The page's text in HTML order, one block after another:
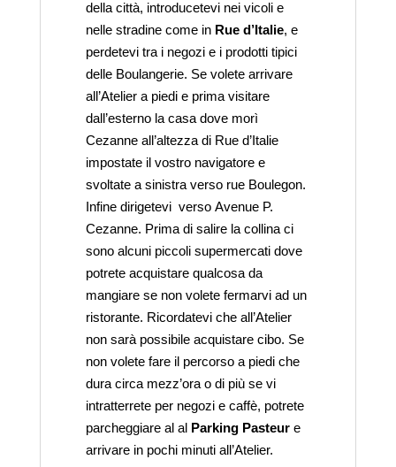
della città, introducetevi nei vicoli e
nelle stradine come in Rue d’Italie, e
perdetevi tra i negozi e i prodotti tipici
delle Boulangerie. Se volete arrivare
all’Atelier a piedi e prima visitare
dall’esterno la casa dove morì
Cezanne all’altezza di Rue d’Italie
impostate il vostro navigatore e
svoltate a sinistra verso rue Boulegon.
Infine dirigetevi verso Avenue P.
Cezanne. Prima di salire la collina ci
sono alcuni piccoli supermercati dove
potrete acquistare qualcosa da
mangiare se non volete fermarvi ad un
ristorante. Ricordatevi che all’Atelier
non sarà possibile acquistare cibo. Se
non volete fare il percorso a piedi che
dura circa mezz’ora o di più se vi
intratterrete per negozi e caffè, potrete
parcheggiare al al Parking Pasteure
arrivare in pochi minuti all’Atelier.